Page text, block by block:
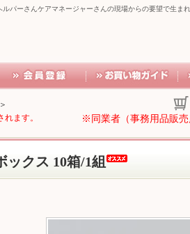
パーさんケアマネージャーさんの現場からの要望で生ま
＞
ます。
※同業者（事務用品販売
ックス 10箱/1組